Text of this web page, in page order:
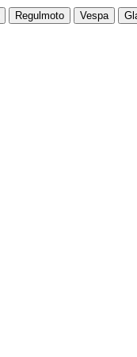
Regulmoto Vespa